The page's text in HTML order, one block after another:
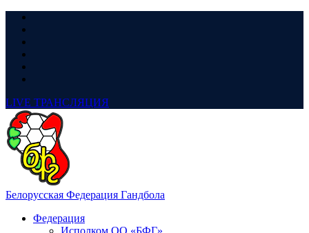
LIVE ТРАНСЛЯЦИЯ
Белорусская Федерация Гандбола
Федерация
Исполком ОО «БФГ»